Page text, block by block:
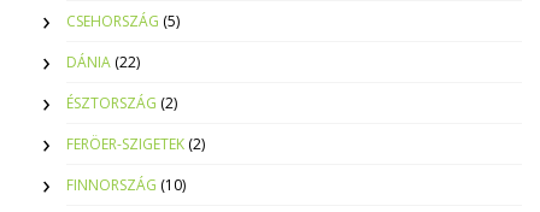
CSEHORSZÁG (5)
DÁNIA (22)
ÉSZTORSZÁG (2)
FERÖER-SZIGETEK (2)
FINNORSZÁG (10)